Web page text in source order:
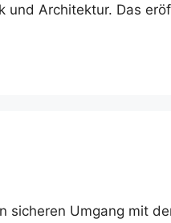
und Architektur. Das
sicheren Umgang mit